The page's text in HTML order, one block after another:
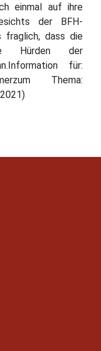
einmal auf ihre
der BFH-
fraglich, dass die
Hürden der
für:
Thema: